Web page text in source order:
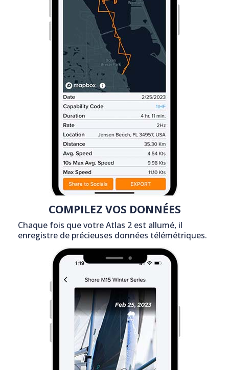
COMPILEZ VOS DONNÉES
Chaque fois que votre Atlas 2 est allumé, il
enregistre de précieuses données télémétriques.